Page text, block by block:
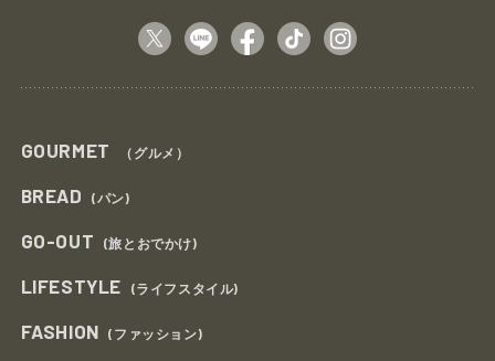
GOURMET （グルメ）
BREAD (パン)
GO-OUT (旅とおでかけ)
LIFESTYLE (ライフスタイル)
FASHION (ファッション)